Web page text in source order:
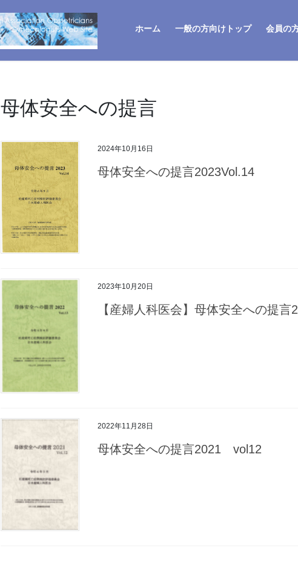
ホーム 一般の方向けトップ 会員の
母体安全への提言
2024年10月16日
母体安全への提言2023Vol.14
2023年10月20日
【産婦人科医会】母体安全への提言
2022年11月28日
母体安全への提言2021 vol12